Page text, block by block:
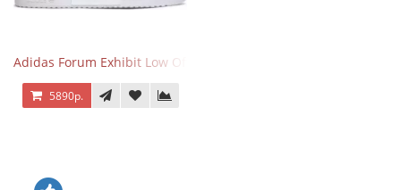
Adidas Forum Exhibit Low Off White Black
5890р.